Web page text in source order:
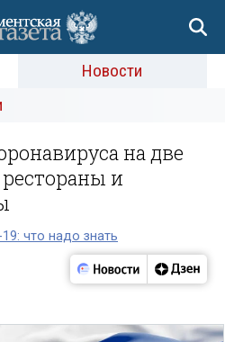
Новости
на две
и
что надо знать